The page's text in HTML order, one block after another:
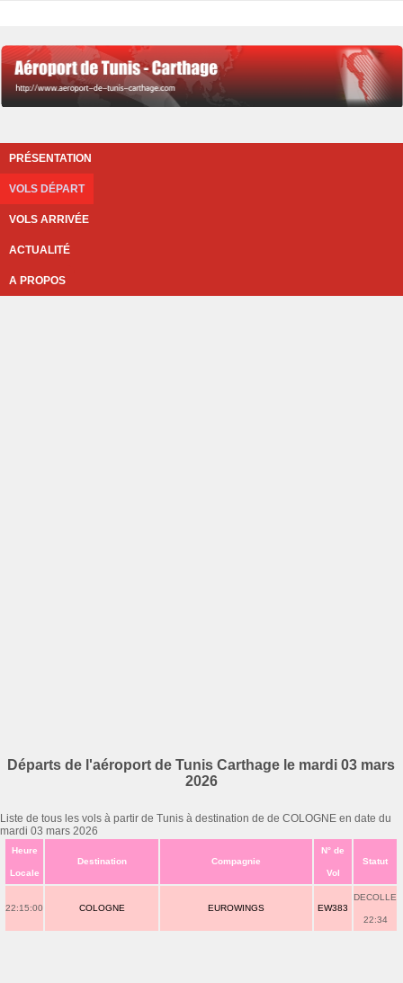
PRÉSENTATION
VOLS DÉPART
VOLS ARRIVÉE
ACTUALITÉ
A PROPOS
Départs de l'aéroport de Tunis Carthage le mardi 03 mars
2026
Liste de tous les vols à partir de Tunis à destination de de COLOGNE en date du
mardi 03 mars 2026
Heure
Locale
Destination Compagnie
N° de
Vol
Statut
22:15:00 COLOGNE EUROWINGS EW383
DECOLLE
22:34